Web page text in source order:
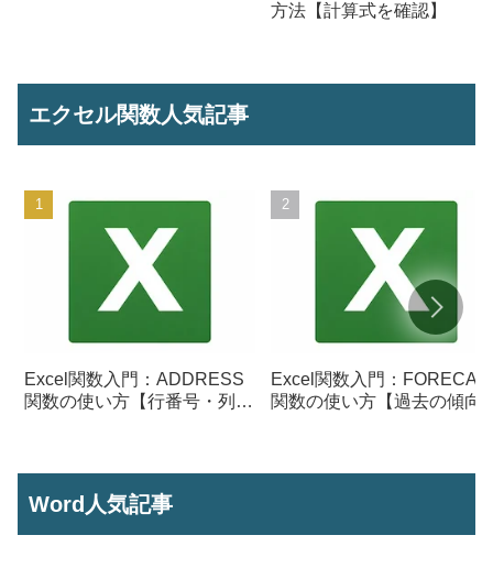
方法【計算式を確認】
エクセル関数人気記事
Excel関数入門：ADDRESS
関数の使い方【行番号・列番
Excel関数入門：
関数の使い方【過去の傾向
Word人気記事